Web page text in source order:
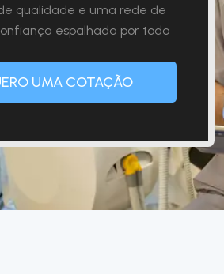
qualidade e uma rede de
espalhada por todo
UMA COTAÇÃO